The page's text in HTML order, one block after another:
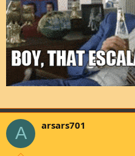
A arsars701